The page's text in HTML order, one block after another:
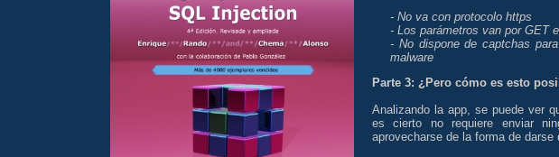
- No va con protocolo https
- Los parámetros van por GET
- No dispone de captchas
malware
Parte 3: ¿Pero cómo es esto
Analizando la app, se puede ver
es cierto no requiere enviar
aprovecharse de la forma de